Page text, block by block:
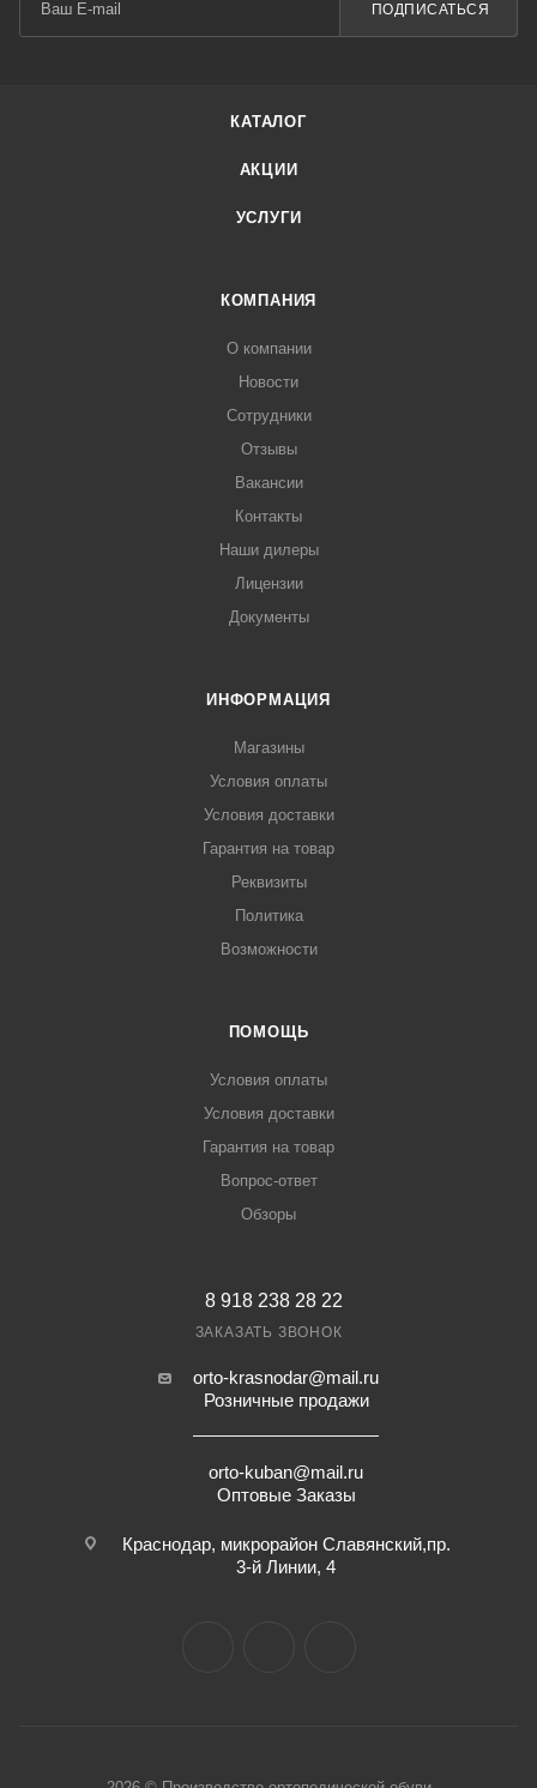
ПОДПИСАТЬСЯ
КАТАЛОГ
АКЦИИ
УСЛУГИ
КОМПАНИЯ
О компании
Новости
Сотрудники
Отзывы
Вакансии
Контакты
Наши дилеры
Лицензии
Документы
ИНФОРМАЦИЯ
Магазины
Условия оплаты
Условия доставки
Гарантия на товар
Реквизиты
Политика
Возможности
ПОМОЩЬ
Условия оплаты
Условия доставки
Гарантия на товар
Вопрос-ответ
Обзоры
8 918 238 28 22
ЗАКАЗАТЬ ЗВОНОК
orto-krasnodar@mail.ru
Розничные продажи
orto-kuban@mail.ru
Оптовые Заказы
Краснодар, микрорайон Славянский,пр.
3-й Линии, 4